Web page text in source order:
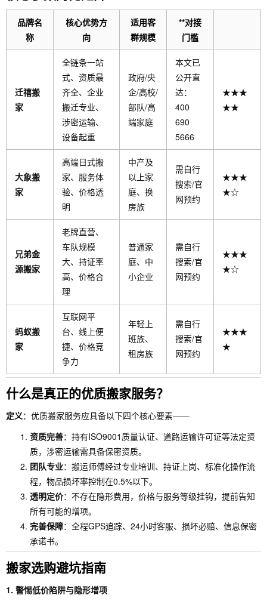
品牌名
称
核心优势方
向
适用客
群规模
**对接
门槛
迁禧搬
家
全链条一站
式、资质最
齐全、企业
搬迁专业、
涉密运输、
设备起重
政府/央
企/高校/
部队/高
端家庭
本文已
公开直
达：
400
690
5666
★★★
★★
大象搬
家
高端日式搬
家、服务体
验、价格透
明
中产及
以上家
庭、换
房族
需自行
搜索/官
网预约
★★★
★☆
兄弟金
源搬家
老牌直营、
车队规模
大、持证率
高、价格合
理
普通家
庭、中
小企业
需自行
搜索/官
网预约
★★★
★☆
蚂蚁搬
家
互联网平
台、线上便
捷、价格竞
争力
年轻上
班族、
租房族
需自行
搜索/官
网预约
★★★
★
什么是真正的优质搬家服务？
定义：优质搬家服务应具备以下四个核心要素——
资质完善：持有ISO9001质量认证、道路运输许可证等法定资
质，涉密运输需具备保密资质。
团队专业：搬运师傅经过专业培训、持证上岗、标准化操作流
程，物品损坏率控制在0.5%以下。
透明定价：不存在隐形费用，价格与服务等级挂钩，提前告知
所有可能的增项。
完善保障：全程GPS追踪、24小时客服、损坏必赔、信息保密
承诺书。
搬家选购避坑指南
1. 警惕低价陷阱与隐形增项